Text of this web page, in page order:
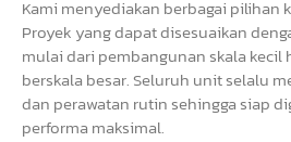
Kami menyediakan berbagai pilihan
Proyek yang dapat disesuaikan
mulai dari pembangunan skala kecil
berskala besar. Seluruh unit selalu
dan perawatan rutin sehingga siap
performa maksimal.